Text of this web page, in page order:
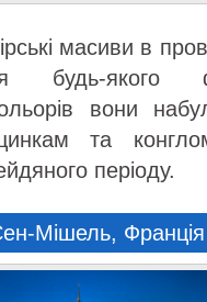
масиви в
будь-якого
вони
та
періоду.
Мішель, Франція